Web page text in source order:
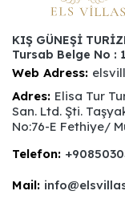
KIŞ GÜNEŞİ
Tursab Belge No :
Web Adress:
Adres: Elisa Tur
San. Ltd. Şti.
No:76-E Fethiye/
Telefon:
Mail: